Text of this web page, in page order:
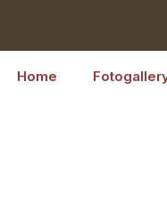
Home